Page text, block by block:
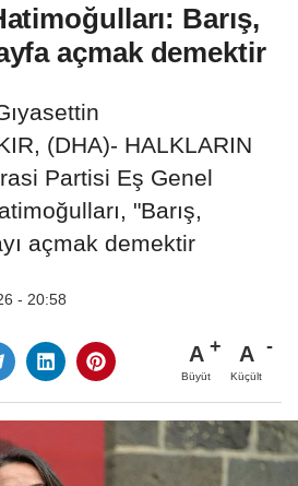
Barış,
açmak demektir
(DHA)- HALKLARIN
Partisi Eş Genel
"Barış,
açmak demektir
- 20:58
A
Büyüt
A
Küçült